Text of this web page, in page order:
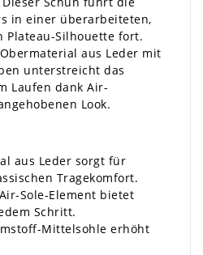
in einer überarbeiteten,
Plateau-Silhouette fort.
aus Leder mit
unterstreicht das
Laufen dank Air-
Look.
aus Leder sorgt für
Tragekomfort.
Sole-Element bietet
Schritt.
Mittelsohle erhöht